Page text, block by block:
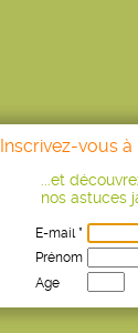
Inscrivez-vous
...et
nos astuces
E-mail *
Prénom
Age